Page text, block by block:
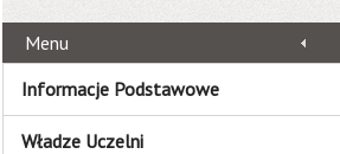
Menu
Informacje Podstawowe
Władze Uczelni